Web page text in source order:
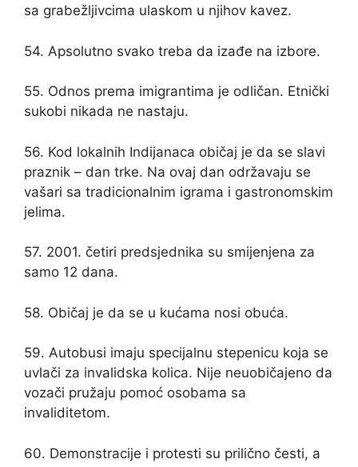
sa grabežljivcima ulaskom u njihov kavez.
54. Apsolutno svako treba da izađe na izbore.
55. Odnos prema imigrantima je odličan. Etnički
sukobi nikada ne nastaju.
56. Kod lokalnih Indijanaca običaj je da se slavi
praznik – dan trke. Na ovaj dan održavaju se
vašari sa tradicionalnim igrama i gastronomskim
jelima.
57. 2001. četiri predsjednika su smijenjena za
samo 12 dana.
58. Običaj je da se u kućama nosi obuća.
59. Autobusi imaju specijalnu stepenicu koja se
uvlači za invalidska kolica. Nije neuobičajeno da
vozači pružaju pomoć osobama sa
invaliditetom.
60. Demonstracije i protesti su prilično česti, a